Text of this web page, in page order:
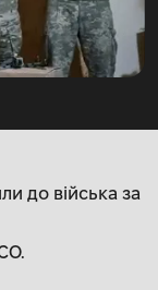
до війська за